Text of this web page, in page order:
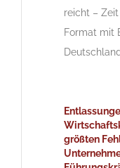
reicht –
Format mit
größten